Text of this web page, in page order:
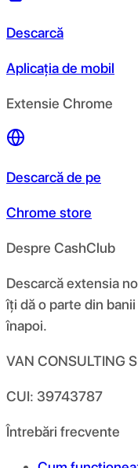
Descarcă
Aplicația de mobil
Extensie Chrome
Descarcă de pe
Chrome store
Despre CashClub
Descarcă extensia
îți dă o parte din
înapoi.
VAN CONSULTING
CUI: 39743787
Întrebări frecvente